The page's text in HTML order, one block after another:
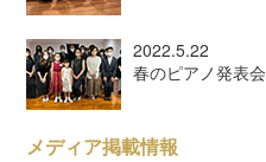
2022.5.22
春のピアノ発表会
メディア掲載情報